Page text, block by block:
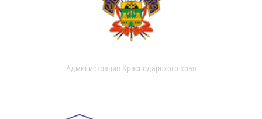
Администрация Краснодарского края